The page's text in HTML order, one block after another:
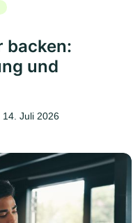
backen:
und
14. Juli 2026